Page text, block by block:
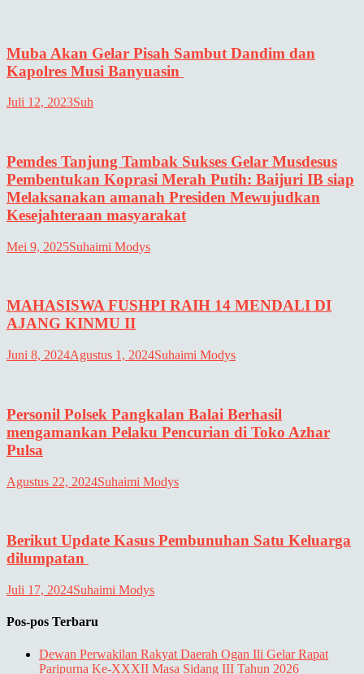
Muba Akan Gelar Pisah Sambut Dandim dan
Kapolres Musi Banyuasin
Juli 12, 2023Suh
Pemdes Tanjung Tambak Sukses Gelar Musdesus
Pembentukan Koprasi Merah Putih: Baijuri IB siap
Melaksanakan amanah Presiden Mewujudkan
Kesejahteraan masyarakat
Mei 9, 2025Suhaimi Modys
MAHASISWA FUSHPI RAIH 14 MENDALI DI
AJANG KINMU II
Juni 8, 2024Agustus 1, 2024Suhaimi Modys
Personil Polsek Pangkalan Balai Berhasil
mengamankan Pelaku Pencurian di Toko Azhar
Pulsa
Agustus 22, 2024Suhaimi Modys
Berikut Update Kasus Pembunuhan Satu Keluarga
dilumpatan
Juli 17, 2024Suhaimi Modys
Pos-pos Terbaru
Dewan Perwakilan Rakyat Daerah Ogan Ili Gelar Rapat
Paripurna Ke-XXXII Masa Sidang III Tahun 2026